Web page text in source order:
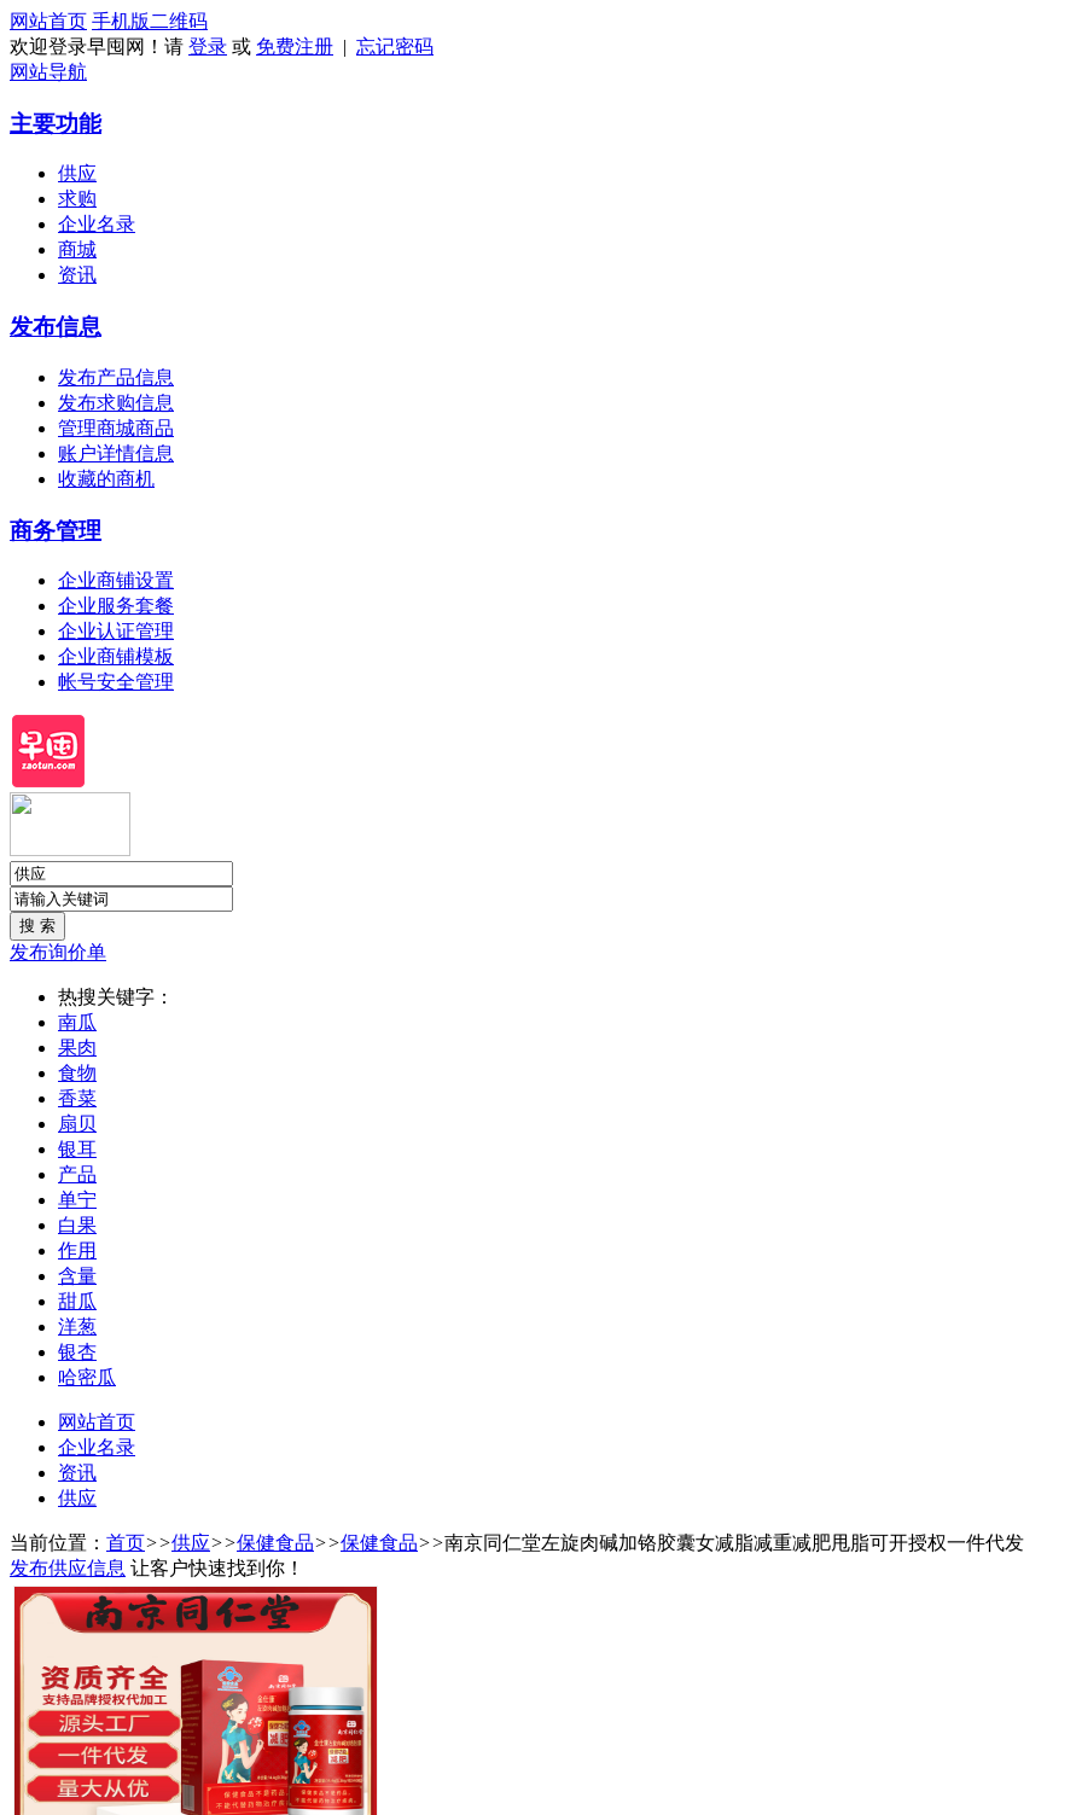
网站首页 手机版 二维码
欢迎登录早囤网！请 登录 或 免费注册 | 忘记密码
网站导航
主要功能
供应
求购
企业名录
商城
资讯
发布信息
发布产品信息
发布求购信息
管理商城商品
账户详情信息
收藏的商机
商务管理
企业商铺设置
企业服务套餐
企业认证管理
企业商铺模板
帐号安全管理
发布询价单
热搜关键字：
南瓜
果肉
食物
香菜
扇贝
银耳
产品
单宁
白果
作用
含量
甜瓜
洋葱
银杏
哈密瓜
网站首页
企业名录
资讯
供应
当前位置： 首页>>供应>>保健食品>>保健食品>>南京同仁堂左旋肉碱加铬胶囊女减脂减重减肥甩脂可开授权一件代发
发布供应信息 让客户快速找到你！